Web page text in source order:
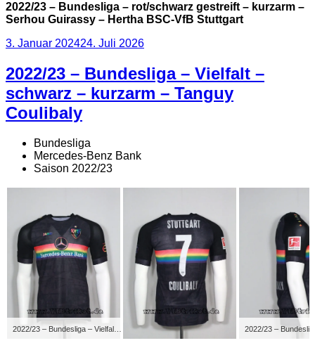
2022/23 – Bundesliga – rot/schwarz gestreift – kurzarm –
Serhou Guirassy – Hertha BSC-VfB Stuttgart
Veröffentlicht
3. Januar 202424. Juli 2026
2022/23 – Bundesliga – Vielfalt –
schwarz – kurzarm – Tanguy
Coulibaly
Bundesliga
Mercedes-Benz Bank
Saison 2022/23